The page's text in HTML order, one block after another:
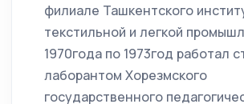
филиале Ташкентского
текстильной и легкой
1970года по 1973год работал
лаборантом Хорезмского
государственного